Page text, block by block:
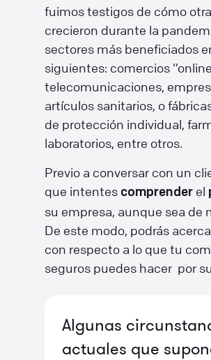
fuimos testigos de cómo
crecieron durante la
sectores más beneficiados
siguientes: comercios
telecomunicaciones,
artículos sanitarios, o
de protección individual,
laboratorios, entre otros.
Previo a conversar con un
que intentes comprender el
su empresa, aunque sea de
De este modo, podrás
con respecto a lo que tu
seguros puedes hacer por
Algunas
actuales que